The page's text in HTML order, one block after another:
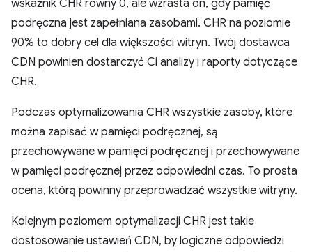
wskaźnik CHR równy 0, ale wzrasta on, gdy pamięć
podręczna jest zapełniana zasobami. CHR na poziomie
90% to dobry cel dla większości witryn. Twój dostawca
CDN powinien dostarczyć Ci analizy i raporty dotyczące
CHR.
Podczas optymalizowania CHR wszystkie zasoby, które
można zapisać w pamięci podręcznej, są
przechowywane w pamięci podręcznej i przechowywane
w pamięci podręcznej przez odpowiedni czas. To prosta
ocena, którą powinny przeprowadzać wszystkie witryny.
Kolejnym poziomem optymalizacji CHR jest takie
dostosowanie ustawień CDN, by logiczne odpowiedzi